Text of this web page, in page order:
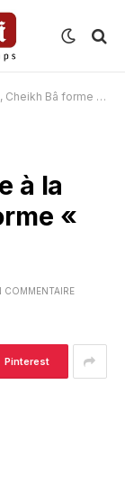
forme « sa jeunesse »
à la
«
COMMENTAIRE
Pinterest